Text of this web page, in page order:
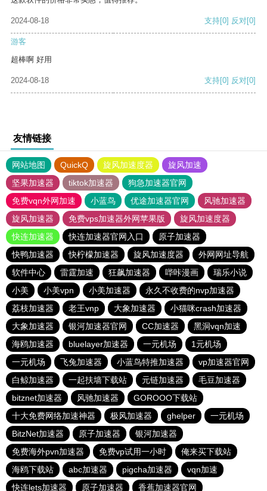
2024-08-18 支持[0] 反对[0]
游客
超棒啊 好用
2024-08-18 支持[0] 反对[0]
友情链接
网站地图 QuickQ 旋风加速度器
旋风加速
坚果加速器
tiktok加速器
狗急加速器官网
免费vqn外网加速
小蓝鸟 优途加速器官网
风驰加速器
旋风加速器
免费vps加速器外网苹果版
旋风加速度器
快连加速器
快连加速器官网入口
原子加速器
快鸭加速器
快柠檬加速器 旋风加速度器
外网网址导航
软件中心
雷霆加速 狂飙加速器 哔咔漫画
瑞乐小说
小美
小美vpn 小美加速器
永久不收费的nvp加速器
荔枝加速器
老王vnp 大象加速器
小猫咪crash加速器
大象加速器
银河加速器官网 CC加速器
黑洞vqn加速
海鸥加速器
bluelayer加速器 一元机场
1元机场
一元机场
飞兔加速器 小蓝鸟特推加速器
vp加速器官网
白鲸加速器
一起扶墙下载站 元链加速器
毛豆加速器
bitznet加速器
风驰加速器
GOROOO下载站
十大免费网络加速神器
极风加速器 ghelper
一元机场
BitzNet加速器
原子加速器
银河加速器
免费海外pvn加速器
免费vp试用一小时
俺来买下载站
海鸥下载站
abc加速器 pigcha加速器
vqn加速
快连lets加速器
原子加速器 香蕉加速器官网